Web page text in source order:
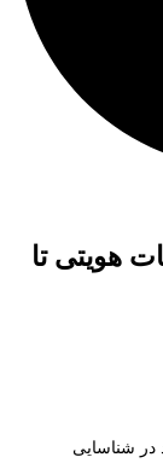
هویتی تا
در شناسایی